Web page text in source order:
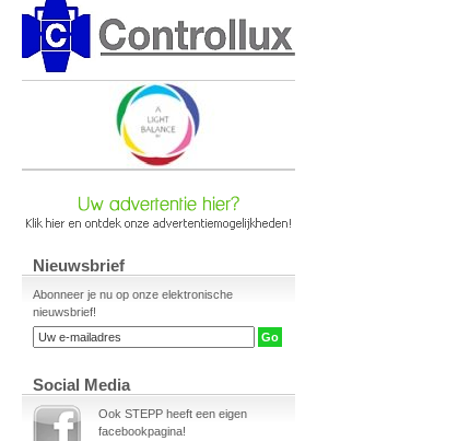
Nieuwsbrief
Abonneer je nu op onze elektronische
nieuwsbrief!
Social Media
Ook STEPP heeft een eigen
facebookpagina!